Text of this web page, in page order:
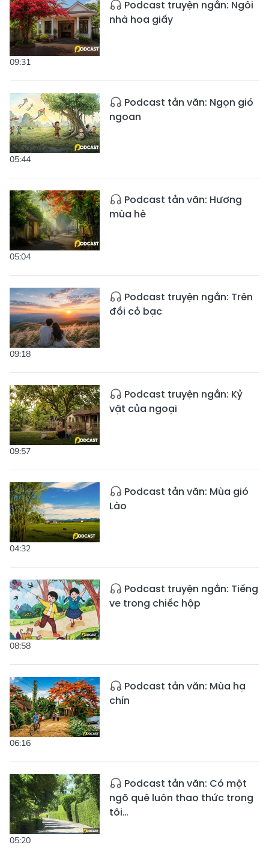
09:31
Podcast truyện ngắn: Ngôi
nhà hoa giấy
05:44
Podcast tản văn: Ngọn gió
ngoan
05:04
Podcast tản văn: Hương
mùa hè
09:18
Podcast truyện ngắn: Trên
đồi cỏ bạc
09:57
Podcast truyện ngắn: Kỷ
vật của ngoại
04:32
Podcast tản văn: Mùa gió
Lào
08:58
Podcast truyện ngắn: Tiếng
ve trong chiếc hộp
06:16
Podcast tản văn: Mùa hạ
chín
05:20
Podcast tản văn: Có một
ngõ quê luôn thao thức trong
tôi…